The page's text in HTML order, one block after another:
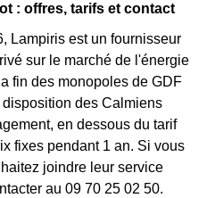
: offres, tarifs et contact
Lampiris est un fournisseur
sur le marché de l'énergie
fin des monopoles de GDF
des Calmiens
en dessous du tarif
fixes pendant 1 an. Si vous
joindre leur service
au 09 70 25 02 50.